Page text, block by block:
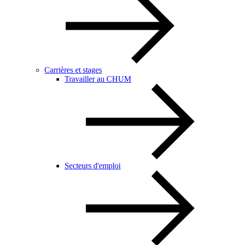
Carrières et stages
Travailler au CHUM
Secteurs d'emploi